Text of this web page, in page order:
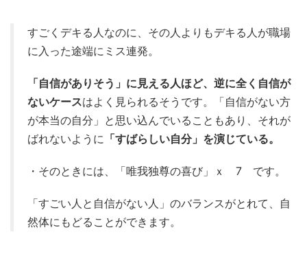
すごくデキる人なのに、その人よりもデキる人が職場
に入った途端にミス連発。
「自信がありそう」に見える人ほど、逆に全く自信が
ないケースはよく見られるそうです。「自信がない方
が本当の自分」と思い込んでいることもあり、それが
ばれないように 「すばらしい自分」を演じている。
・そのときには、「唯我独尊の喜び」ｘ 7 です。
「すごい人と自信がない人」のバランスがとれて、自
然体にもどることができます。